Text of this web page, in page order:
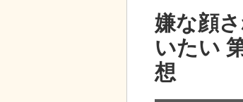
嫌な顔
いたい
想